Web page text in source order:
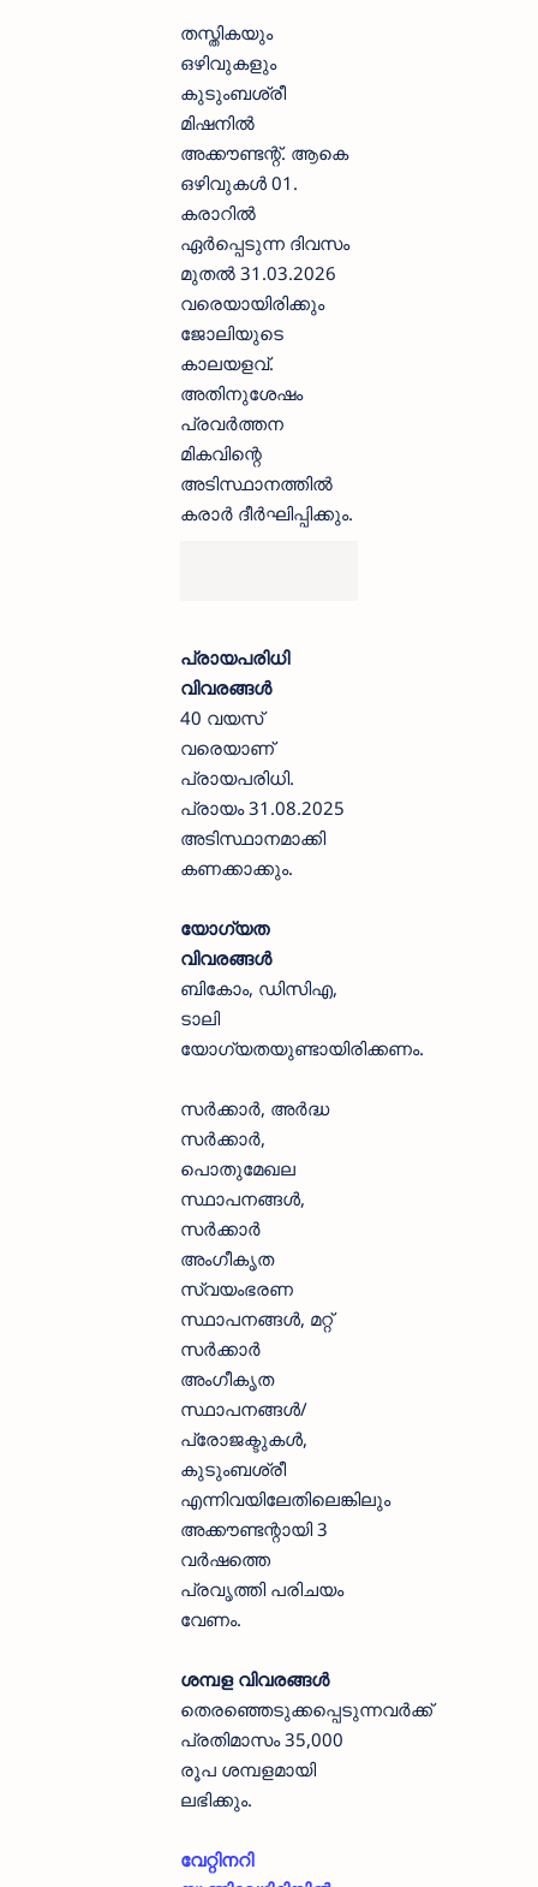
തസ്തികയും
ഒഴിവുകളും
കുടുംബശ്രീ
മിഷനിൽ
അക്കൗണ്ടന്റ്. ആകെ
ഒഴിവുകൾ 01.
കരാറിൽ
ഏർപ്പെടുന്ന ദിവസം
മുതൽ 31.03.2026
വരെയായിരിക്കും
ജോലിയുടെ
കാലയളവ്.
അതിനുശേഷം
പ്രവർത്തന
മികവിന്റെ
അടിസ്ഥാനത്തിൽ
കരാർ ദീർഘിപ്പിക്കും.
പ്രായപരിധി
വിവരങ്ങൾ
40 വയസ്
വരെയാണ്
പ്രായപരിധി.
പ്രായം 31.08.2025
അടിസ്ഥാനമാക്കി
കണക്കാക്കും.
യോഗ്യത
വിവരങ്ങൾ
ബികോം, ഡിസിഎ,
ടാലി
യോഗ്യതയുണ്ടായിരിക്കണം.
സർക്കാർ, അർദ്ധ
സർക്കാർ,
പൊതുമേഖല
സ്ഥാപനങ്ങൾ,
സർക്കാർ
അംഗീകൃത
സ്വയംഭരണ
സ്ഥാപനങ്ങൾ, മറ്റ്
സർക്കാർ
അംഗീകൃത
സ്ഥാപനങ്ങൾ/
പ്രോജക്ടുകൾ,
കുടുംബശ്രീ
എന്നിവയിലേതിലെങ്കിലും
അക്കൗണ്ടന്റായി 3
വർഷത്തെ
പ്രവൃത്തി പരിചയം
വേണം.
ശമ്പള വിവരങ്ങൾ
തെരഞ്ഞെടുക്കപ്പെടുന്നവർക്ക്
പ്രതിമാസം 35,000
രൂപ ശമ്പളമായി
ലഭിക്കും.
വേറ്റിനറി